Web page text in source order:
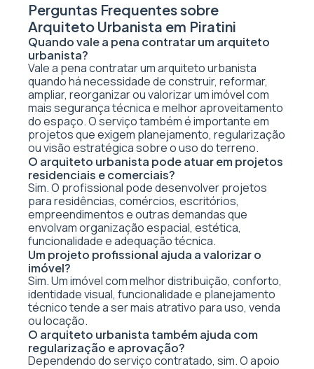
Perguntas Frequentes sobre
Arquiteto Urbanista em Piratini
Quando vale a pena contratar um arquiteto
urbanista?
Vale a pena contratar um arquiteto urbanista
quando há necessidade de construir, reformar,
ampliar, reorganizar ou valorizar um imóvel com
mais segurança técnica e melhor aproveitamento
do espaço. O serviço também é importante em
projetos que exigem planejamento, regularização
ou visão estratégica sobre o uso do terreno.
O arquiteto urbanista pode atuar em projetos
residenciais e comerciais?
Sim. O profissional pode desenvolver projetos
para residências, comércios, escritórios,
empreendimentos e outras demandas que
envolvam organização espacial, estética,
funcionalidade e adequação técnica.
Um projeto profissional ajuda a valorizar o
imóvel?
Sim. Um imóvel com melhor distribuição, conforto,
identidade visual, funcionalidade e planejamento
técnico tende a ser mais atrativo para uso, venda
ou locação.
O arquiteto urbanista também ajuda com
regularização e aprovação?
Dependendo do serviço contratado, sim. O apoio